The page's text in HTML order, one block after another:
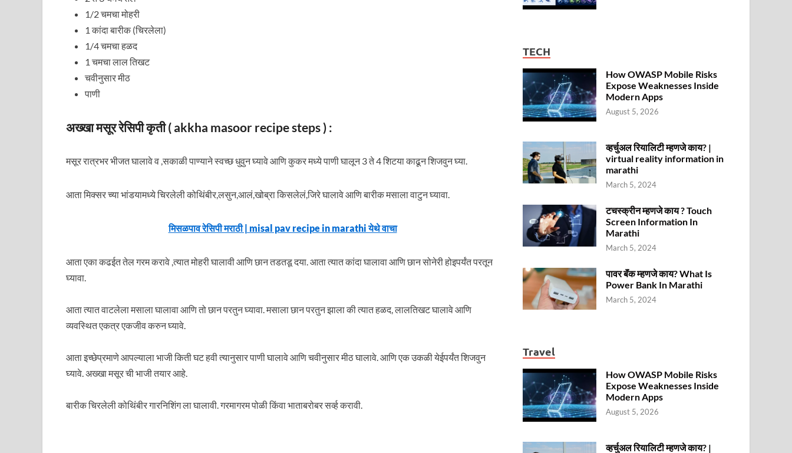
1/2 चमचा मोहरी
1 कांदा बारीक (चिरलेला)
1/4 चमचा हळद
1 चमचा लाल तिखट
चवीनुसार मीठ
पाणी
अख्खा मसूर रेसिपी कृती ( akkha masoor recipe steps ) :
मसूर रात्रभर भीजत घालावे व ,सकाळी पाण्याने स्वच्छ धुवुन घ्यावे आणि कुकर मध्ये पाणी घालून 3 ते 4 शिटया काढून शिजवुन घ्या.
आता मिक्सर च्या भांडयामध्ये चिरलेली कोथिंबीर,लसुन,आलं,खोब्रा किसलेलं,जिरे घालावे आणि बारीक मसाला वाटुन घ्यावा.
मिसळपाव रेसिपी मराठी | misal pav recipe in marathi येथे वाचा
आता एका कढईत तेल गरम करावे ,त्यात मोहरी घालावी आणि छान तडतडू दया. आता त्यात कांदा घालावा आणि छान सोनेरी होइपर्यंत परतून
घ्यावा.
आता त्यात वाटलेला मसाला घालावा आणि तो छान परतुन घ्यावा. मसाला छान परतुन झाला की त्यात हळद, लालतिखट घालावे आणि
व्यवस्थित एकत्र एकजीव करुन घ्यावे.
आता इच्छेप्रमाणे आपल्याला भाजी किती घट हवी त्यानुसार पाणी घालावे आणि चवीनुसार मीठ घालावे. आणि एक उकळी येईपर्यंत शिजवुन
घ्यावे. अख्खा मसूर ची भाजी तयार आहे.
बारीक चिरलेली कोथिंबीर गारनिशिंग ला घालावी. गरमागरम पोळी किंवा भाताबरोबर सर्व्ह करावी.
TECH
How OWASP Mobile Risks
Expose Weaknesses Inside
Modern Apps
August 5, 2026
व्हर्चुअल रियालिटी म्हणजे काय? |
virtual reality information in
marathi
March 5, 2024
टचस्क्रीन म्हणजे काय ? Touch
Screen Information In
Marathi
March 5, 2024
पावर बॅंक म्हणजे काय? What Is
Power Bank In Marathi
March 5, 2024
Travel
How OWASP Mobile Risks
Expose Weaknesses Inside
Modern Apps
August 5, 2026
व्हर्चुअल रियालिटी म्हणजे काय? |